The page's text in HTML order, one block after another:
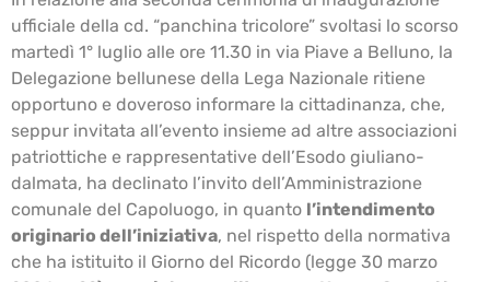
ufficiale della cd. “panchina tricolore” svoltasi lo scorso
martedì 1° luglio alle ore 11.30 in via Piave a Belluno, la
Delegazione bellunese della Lega Nazionale ritiene
opportuno e doveroso informare la cittadinanza, che,
seppur invitata all’evento insieme ad altre associazioni
patriottiche e rappresentative dell’Esodo giuliano-
dalmata, ha declinato l’invito dell’Amministrazione
comunale del Capoluogo, in quanto l’intendimento
originario dell’iniziativa, nel rispetto della normativa
che ha istituito il Giorno del Ricordo (legge 30 marzo